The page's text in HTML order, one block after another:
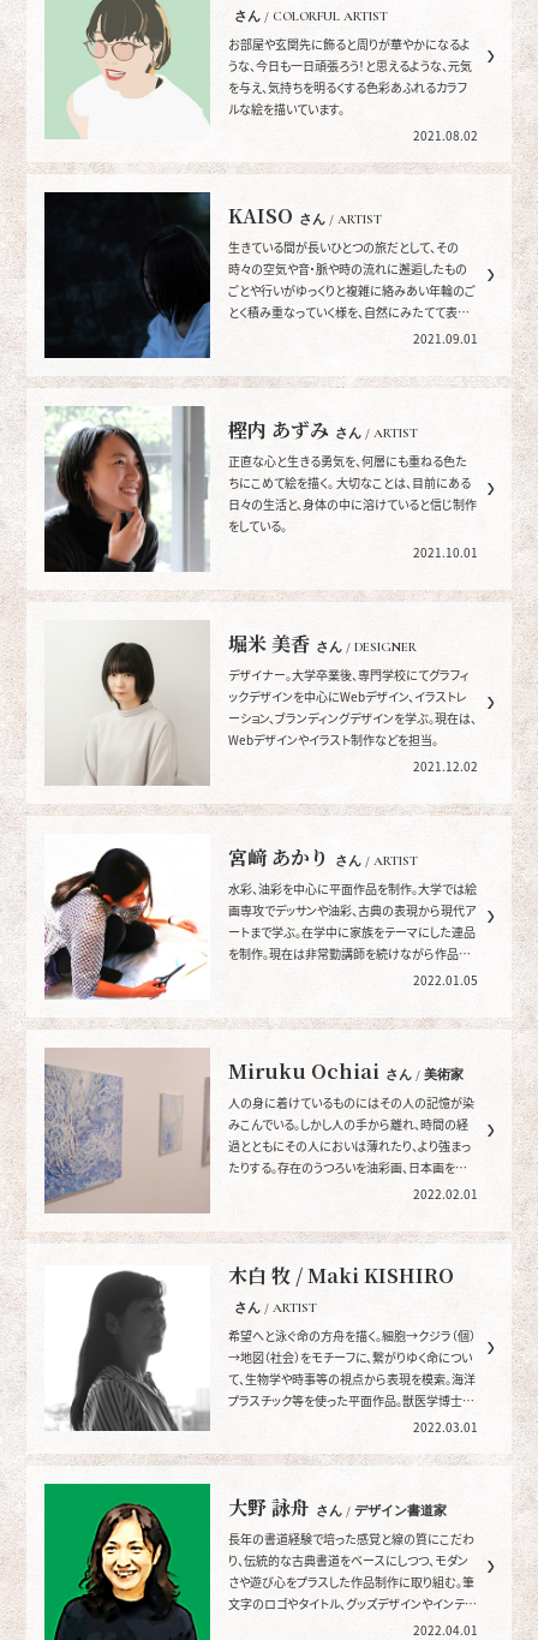
さん / COLORFUL ARTIST
お部屋や玄関先に飾ると周りが華やかになるよ
うな、今日も一日頑張ろう！と思えるような、元気
を与え、気持ちを明るくする色彩あふれるカラフ
ルな絵を描いています。
2021.08.02
KAISO さん / ARTIST
生きている間が長いひとつの旅だとして、その
時々の空気や音・脈や時の流れに邂逅したもの
ごとや行いがゆっくりと複雑に絡みあい年輪のご
とく積み重なっていく様を、自然にみたてて表現
2021.09.01
樫内 あずみ さん / ARTIST
正直な心と生きる勇気を、何層にも重ねる色た
ちにこめて絵を描く。 大切なことは、目前にある
日々の生活と、身体の中に溶けていると信じ制作
をしている。
2021.10.01
堀米 美香 さん / DESIGNER
デザイナー。大学卒業後、専門学校にてグラフィ
ックデザインを中心にWebデザイン、イラストレ
ーション、ブランディングデザインを学ぶ。現在は、
Webデザインやイラスト制作などを担当。
2021.12.02
宮﨑 あかり さん / ARTIST
水彩、油彩を中心に平面作品を制作。大学では絵
画専攻でデッサンや油彩、古典の表現から現代ア
ートまで学ぶ。在学中に家族をテーマにした連品
を制作。現在は非常勤講師を続けながら作品を
2022.01.05
Miruku Ochiai さん / 美術家
人の身に着けているものにはその人の記憶が染
みこんでいる。しかし人の手から離れ、時間の経
過とともにその人においは薄れたり、より強まっ
たりする。存在のうつろいを油彩画、日本画を中
2022.02.01
木白 牧 / Maki KISHIRO
さん / ARTIST
希望へと泳ぐ命の方舟を描く。細胞→クジラ（個）
→地図（社会）をモチーフに、繋がりゆく命につい
て、生物学や時事等の視点から表現を模索。海洋
プラスチック等を使った平面作品。獣医学博士、
2022.03.01
大野 詠舟 さん / デザイン書道家
長年の書道経験で培った感覚と線の質にこだわ
り、伝統的な古典書道をベースにしつつ、モダン
さや遊び心をプラスした作品制作に取り組む。筆
文字のロゴやタイトル、グッズデザインやインテリ
2022.04.01